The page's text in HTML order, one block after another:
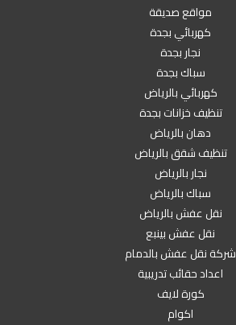
مواقع صديقة
كهربائي بجدة
نجار بجدة
سباك بجدة
كهربائي بالرياض
تنظيف خزانات بجدة
دهان بالرياض
تنظيف شقق بالرياض
نجار بالرياض
سباك بالرياض
نقل عفش بالرياض
نقل عفش بينبع
شركة نقل عفش بالدمام
اعداد حقائب تدريبية
كورة لايف
اكوام